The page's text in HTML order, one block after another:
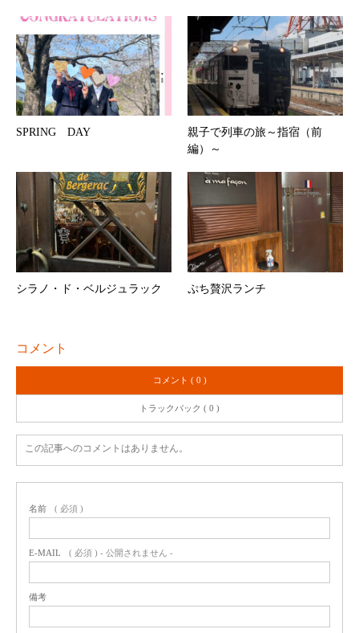
SPRING DAY
親子で列車の旅～指宿（前
編）～
シラノ・ド・ベルジュラック ぷち贅沢ランチ
コメント
コメント ( 0 )
トラックバック ( 0 )
この記事へのコメントはありません。
名前 ( 必須 )
E-MAIL ( 必須 ) - 公開されません -
備考